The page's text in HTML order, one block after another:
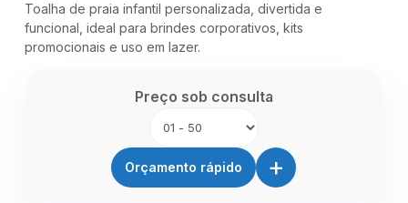
Toalha de praia infantil personalizada, divertida e
funcional, ideal para brindes corporativos, kits
promocionais e uso em lazer.
Preço sob consulta
Orçamento rápido +